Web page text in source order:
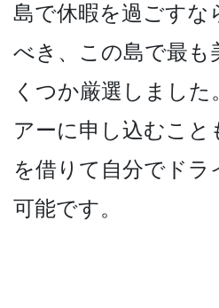
島で­休暇を過ごすな
べき、この島で最も
くつか厳選しまし
アー­に申し込むこと
を借りて自分でドラ
可能です。